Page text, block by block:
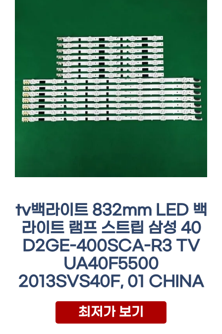
tv백라이트 832mm LED 백
라이트 램프 스트립 삼성 40
D2GE-400SCA-R3 TV
UA40F5500
2013SVS40F, 01 CHINA
최저가 보기